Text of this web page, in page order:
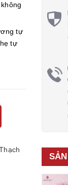
tự
tự